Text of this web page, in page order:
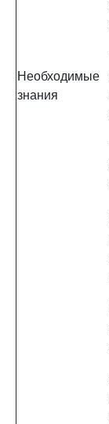
Необходимые
знания